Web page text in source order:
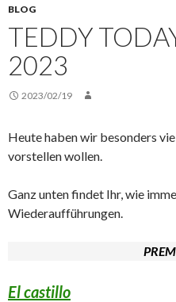
BLOG
TEDDY
2023
2023/02/19
Heute haben wir besonders
vorstellen wollen.
Ganz unten findet Ihr, wie
Wiederaufführungen.
El castillo